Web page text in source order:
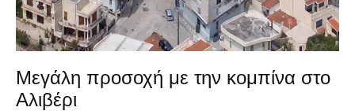
Μεγάλη προσοχή με την κομπίνα στο
Αλιβέρι